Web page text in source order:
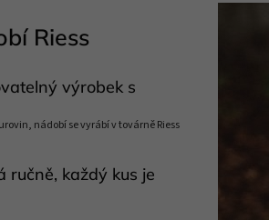
Riess
výrobek s
nádobí se vyrábí v továrně Riess
ručně, každý kus je